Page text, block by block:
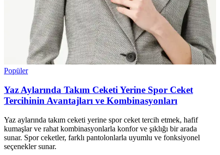
Popüler
Yaz Aylarında Takım Ceketi Yerine Spor Ceket
Tercihinin Avantajları ve Kombinasyonları
Yaz aylarında takım ceketi yerine spor ceket tercih etmek, hafif
kumaşlar ve rahat kombinasyonlarla konfor ve şıklığı bir arada
sunar. Spor ceketler, farklı pantolonlarla uyumlu ve fonksiyonel
seçenekler sunar.